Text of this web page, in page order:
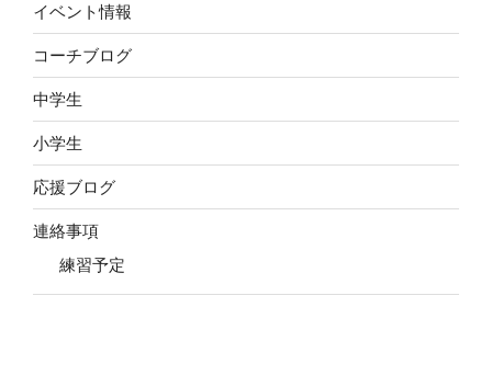
イベント情報
コーチブログ
中学生
小学生
応援ブログ
連絡事項
練習予定